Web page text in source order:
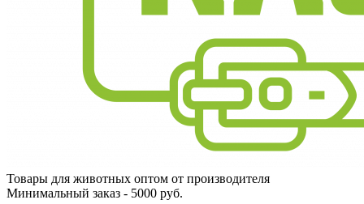
Товары для животных оптом от производителя
Минимальный заказ - 5000 руб.